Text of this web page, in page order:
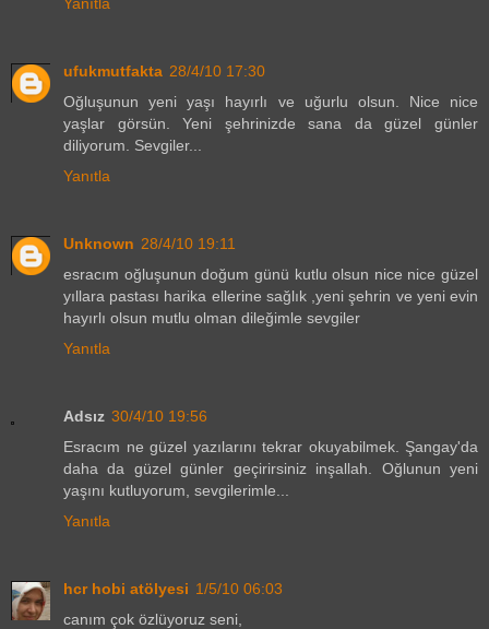
ufukmutfakta 28/4/10 17:30
Oğluşunun yeni yaşı hayırlı ve uğurlu olsun. Nice nice
yaşlar görsün. Yeni şehrinizde sana da güzel günler
diliyorum. Sevgiler...
Yanıtla
Unknown 28/4/10 19:11
esracım oğluşunun doğum günü kutlu olsun nice nice güzel
yıllara pastası harika ellerine sağlık ,yeni şehrin ve yeni evin
hayırlı olsun mutlu olman dileğimle sevgiler
Yanıtla
Adsız 30/4/10 19:56
Esracım ne güzel yazılarını tekrar okuyabilmek. Şangay'da
daha da güzel günler geçirirsiniz inşallah. Oğlunun yeni
yaşını kutluyorum, sevgilerimle...
Yanıtla
hcr hobi atölyesi 1/5/10 06:03
canım çok özlüyoruz seni,